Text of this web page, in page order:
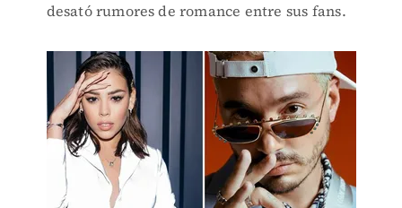
desató rumores de romance entre sus fans.